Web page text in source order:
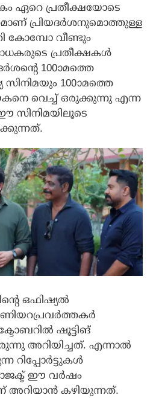
ഏറെ പ്രതീക്ഷയോടെ
പ്രിയദര്‍ശനുമൊത്തുള്ള
കോമ്പോ വീണ്ടും
പ്രതീക്ഷകള്‍
100ാമത്തെ
100ാമത്തെ
വെച്ച് ഒരുക്കുന്നു എന്ന
സിനിമയിലൂടെ
ഒഫിഷ്യല്‍
ഷൂട്ടിങ്
അറിയിച്ചത്. എന്നാല്‍
റിപ്പോര്‍ട്ടുകള്‍
ഈ വര്‍ഷം
അറിയാന്‍ കഴിയുന്നത്.